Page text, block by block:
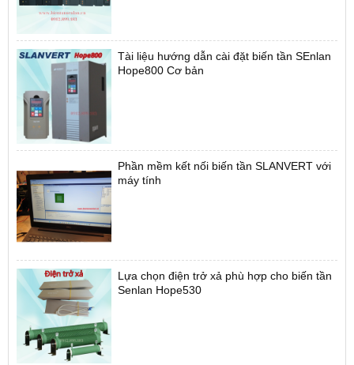
Tài liệu hướng dẫn cài đặt biến tần SEnlan
Hope800 Cơ bản
Phần mềm kết nối biến tần SLANVERT với
máy tính
Lựa chọn điện trở xả phù hợp cho biến tần
Senlan Hope530
2. Các Kích thước có sẵn của vỏ tủ điện lắp đặt
biến tần
- Vỏ tủ điện 400 x 300 x 200 ngoài trời - có mái và
đột mang cá hai bên hông tủ, khóa bật
Vỏ tủ trong nhà đều đột sẵn lỗ chờ 3 đèn báo
pha + công tắc + biến trở + lỗ quạt vuông 120 x120
mm , các kích thước như bên dưới
- Vỏ tủ điện 400 x 300 x 200 mm